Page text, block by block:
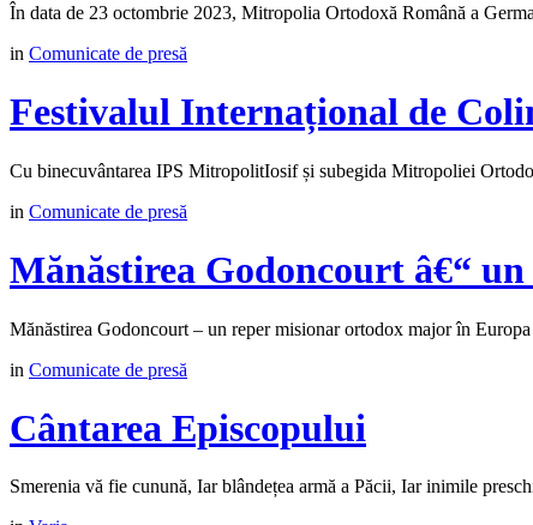
În data de 23 octombrie 2023, Mitropolia Ortodoxă Română a
in Comunicate de presă
Festivalul Internațional de
Cu binecuvântarea IPS MitropolitIosif și subegida Mitropoliei
in Comunicate de presă
Mănăstirea Godoncourt â€“
Mănăstirea Godoncourt – un reper misionar ortodox major în
in Comunicate de presă
Cântarea Episcopului
Smerenia vă fie cunună, Iar blândețea armă a Păcii, Iar inimile